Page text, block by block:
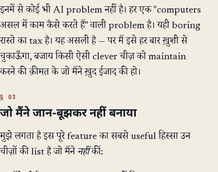
इनमें से कोई भी AI problem नहीं है। हर एक "computers
असल में काम कैसे करते हैं" वाली problem है। यही boring
रास्ते का tax है। यह असली है — पर मैं इसे हर बार ख़ुशी से
चुकाऊँगा, बजाय किसी ऐसी clever चीज़ को maintain
करने की क़ीमत के जो मैंने ख़ुद ईजाद की हो।
जो मैंने जान-बूझकर नहीं बनाया
मुझे लगता है इस पूरे feature का सबसे useful हिस्सा उन
चीज़ों की list है जो मैंने नहींकीं: